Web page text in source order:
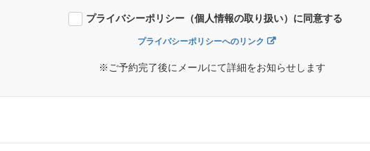
プライバシーポリシー（個人情報の取り扱い）に同意する
プライバシーポリシーへのリンク
※ご予約完了後にメールにて詳細をお知らせします